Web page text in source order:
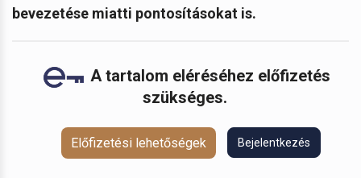
bevezetése miatti pontosításokat is.
A tartalom eléréséhez előfizetés
szükséges.
Előfizetési lehetőségek Bejelentkezés